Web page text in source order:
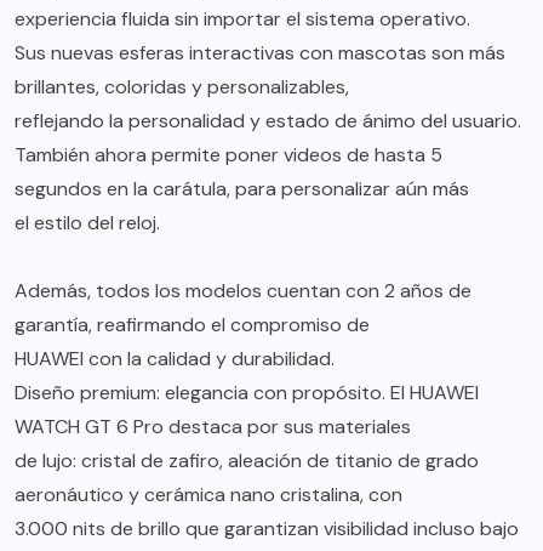
experiencia fluida sin importar el sistema operativo.
Sus nuevas esferas interactivas con mascotas son más
brillantes, coloridas y personalizables,
reflejando la personalidad y estado de ánimo del usuario.
También ahora permite poner videos de hasta 5
segundos en la carátula, para personalizar aún más
el estilo del reloj.
Además, todos los modelos cuentan con 2 años de
garantía, reafirmando el compromiso de
HUAWEI con la calidad y durabilidad.
Diseño premium: elegancia con propósito. El HUAWEI
WATCH GT 6 Pro destaca por sus materiales
de lujo: cristal de zafiro, aleación de titanio de grado
aeronáutico y cerámica nano cristalina, con
3.000 nits de brillo que garantizan visibilidad incluso bajo